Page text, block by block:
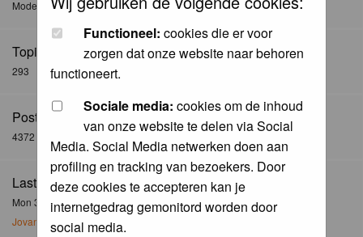
Functioneel: cookies die er voor
zorgen dat onze website naar behoren
functioneert.
Sociale media: cookies om de inhoud
van onze website te delen via Social
Media. Social Media netwerken doen aan
profiling en tracking van bezoekers. Door
deze cookies te accepteren kan je
internetgedrag gemonitord worden door
social media.
ModeratorModerators
Topics:
293
Posts:
4372
Last Post:
Mon 30 Dec 2024, 21:02
Jovanzo